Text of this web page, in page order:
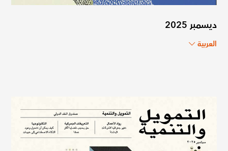
ديسمبر 2025
العربية